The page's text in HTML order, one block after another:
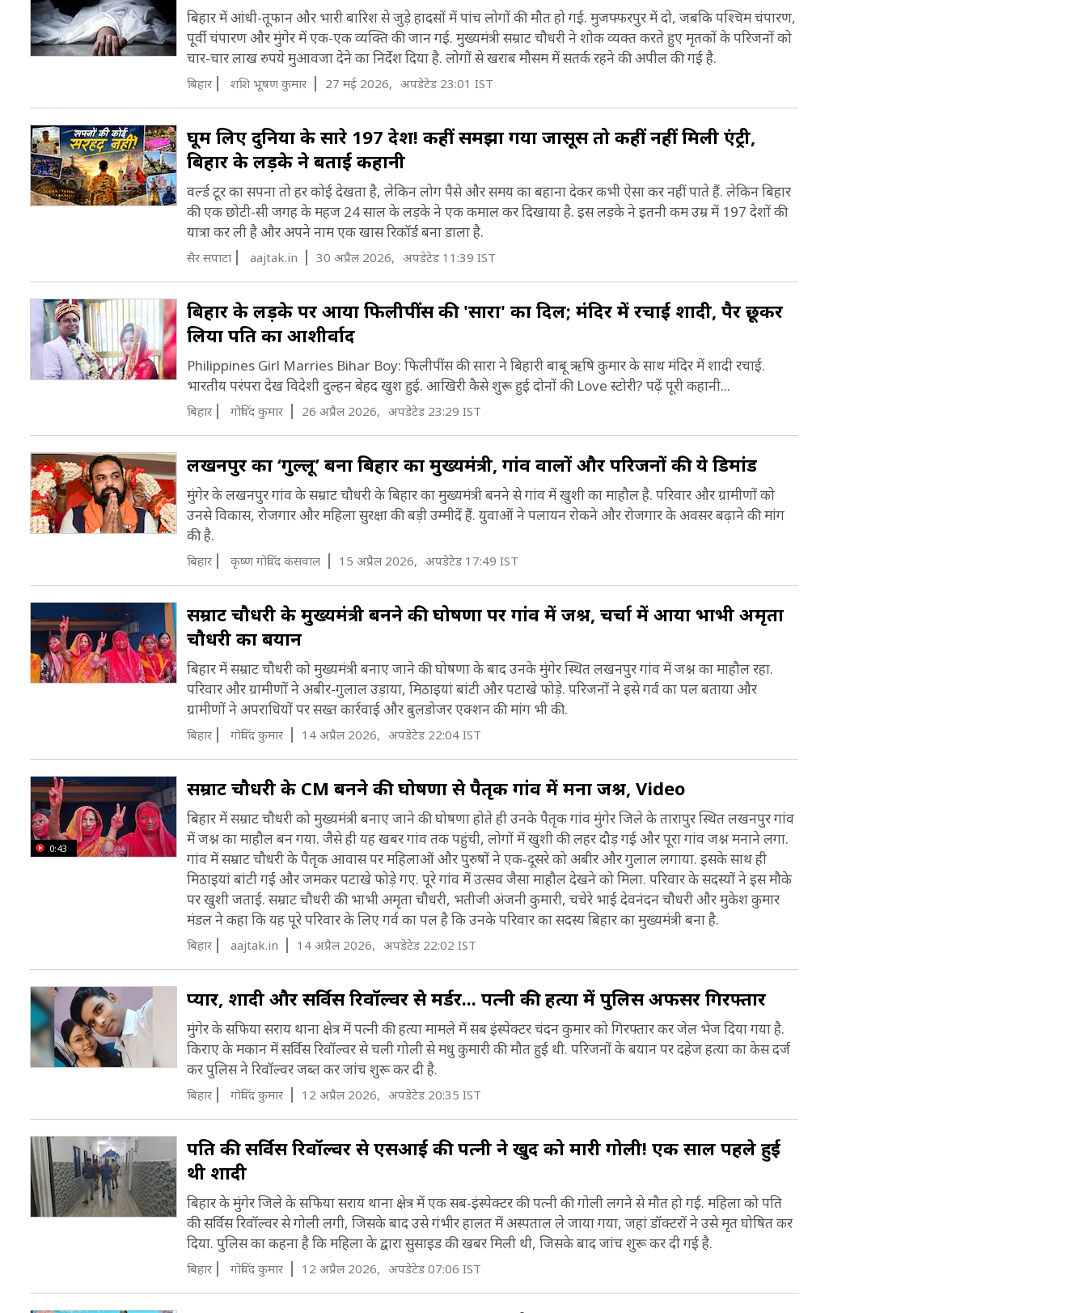
बिहार में आंधी-तूफान और भारी बारिश से जुड़े हादसों में पांच लोगों की मौत हो गई. मुजफ्फरपुर में दो, जबकि पश्चिम चंपारण,
पूर्वी चंपारण और मुंगेर में एक-एक व्यक्ति की जान गई. मुख्यमंत्री सम्राट चौधरी ने शोक व्यक्त करते हुए मृतकों के परिजनों को
चार-चार लाख रुपये मुआवजा देने का निर्देश दिया है. लोगों से खराब मौसम में सतर्क रहने की अपील की गई है.
बिहार शशि भूषण कुमार 27 मई 2026, अपडेटेड 23:01 IST
घूम लिए दुनिया के सारे 197 देश! कहीं समझा गया जासूस तो कहीं नहीं मिली एंट्री,
बिहार के लड़के ने बताई कहानी
वर्ल्ड टूर का सपना तो हर कोई देखता है, लेकिन लोग पैसे और समय का बहाना देकर कभी ऐसा कर नहीं पाते हैं. लेकिन बिहार
की एक छोटी-सी जगह के महज 24 साल के लड़के ने एक कमाल कर दिखाया है. इस लड़के ने इतनी कम उम्र में 197 देशों की
यात्रा कर ली है और अपने नाम एक खास रिकॉर्ड बना डाला है.
सैर सपाटा aajtak.in 30 अप्रैल 2026, अपडेटेड 11:39 IST
बिहार के लड़के पर आया फिलीपींस की 'सारा' का दिल; मंदिर में रचाई शादी, पैर छूकर
लिया पति का आशीर्वाद
Philippines Girl Marries Bihar Boy: फिलीपींस की सारा ने बिहारी बाबू ऋषि कुमार के साथ मंदिर में शादी रचाई.
भारतीय परंपरा देख विदेशी दुल्हन बेहद खुश हुई. आखिरी कैसे शुरू हुई दोनों की Love स्टोरी? पढ़ें पूरी कहानी...
बिहार गोविंद कुमार 26 अप्रैल 2026, अपडेटेड 23:29 IST
लखनपुर का ‘गुल्लू’ बना बिहार का मुख्यमंत्री, गांव वालों और परिजनों की ये डिमांड
मुंगेर के लखनपुर गांव के सम्राट चौधरी के बिहार का मुख्यमंत्री बनने से गांव में खुशी का माहौल है. परिवार और ग्रामीणों को
उनसे विकास, रोजगार और महिला सुरक्षा की बड़ी उम्मीदें हैं. युवाओं ने पलायन रोकने और रोजगार के अवसर बढ़ाने की मांग
की है.
बिहार कृष्ण गोविंद कंसवाल 15 अप्रैल 2026, अपडेटेड 17:49 IST
सम्राट चौधरी के मुख्यमंत्री बनने की घोषणा पर गांव में जश्न, चर्चा में आया भाभी अमृता
चौधरी का बयान
बिहार में सम्राट चौधरी को मुख्यमंत्री बनाए जाने की घोषणा के बाद उनके मुंगेर स्थित लखनपुर गांव में जश्न का माहौल रहा.
परिवार और ग्रामीणों ने अबीर-गुलाल उड़ाया, मिठाइयां बांटी और पटाखे फोड़े. परिजनों ने इसे गर्व का पल बताया और
ग्रामीणों ने अपराधियों पर सख्त कार्रवाई और बुलडोजर एक्शन की मांग भी की.
बिहार गोविंद कुमार 14 अप्रैल 2026, अपडेटेड 22:04 IST
0:43
सम्राट चौधरी के CM बनने की घोषणा से पैतृक गांव में मना जश्न, Video
बिहार में सम्राट चौधरी को मुख्यमंत्री बनाए जाने की घोषणा होते ही उनके पैतृक गांव मुंगेर जिले के तारापुर स्थित लखनपुर गांव
में जश्न का माहौल बन गया. जैसे ही यह खबर गांव तक पहुंची, लोगों में खुशी की लहर दौड़ गई और पूरा गांव जश्न मनाने लगा.
गांव में सम्राट चौधरी के पैतृक आवास पर महिलाओं और पुरुषों ने एक-दूसरे को अबीर और गुलाल लगाया. इसके साथ ही
मिठाइयां बांटी गईं और जमकर पटाखे फोड़े गए. पूरे गांव में उत्सव जैसा माहौल देखने को मिला. परिवार के सदस्यों ने इस मौके
पर खुशी जताई. सम्राट चौधरी की भाभी अमृता चौधरी, भतीजी अंजनी कुमारी, चचेरे भाई देवनंदन चौधरी और मुकेश कुमार
मंडल ने कहा कि यह पूरे परिवार के लिए गर्व का पल है कि उनके परिवार का सदस्य बिहार का मुख्यमंत्री बना है.
बिहार aajtak.in 14 अप्रैल 2026, अपडेटेड 22:02 IST
प्यार, शादी और सर्विस रिवॉल्वर से मर्डर... पत्नी की हत्या में पुलिस अफसर गिरफ्तार
मुंगेर के सफिया सराय थाना क्षेत्र में पत्नी की हत्या मामले में सब इंस्पेक्टर चंदन कुमार को गिरफ्तार कर जेल भेज दिया गया है.
किराए के मकान में सर्विस रिवॉल्वर से चली गोली से मधु कुमारी की मौत हुई थी. परिजनों के बयान पर दहेज हत्या का केस दर्ज
कर पुलिस ने रिवॉल्वर जब्त कर जांच शुरू कर दी है.
बिहार गोविंद कुमार 12 अप्रैल 2026, अपडेटेड 20:35 IST
पति की सर्विस रिवॉल्वर से एसआई की पत्नी ने खुद को मारी गोली! एक साल पहले हुई
थी शादी
बिहार के मुंगेर जिले के सफिया सराय थाना क्षेत्र में एक सब-इंस्पेक्टर की पत्नी की गोली लगने से मौत हो गई. महिला को पति
की सर्विस रिवॉल्वर से गोली लगी, जिसके बाद उसे गंभीर हालत में अस्पताल ले जाया गया, जहां डॉक्टरों ने उसे मृत घोषित कर
दिया. पुलिस का कहना है कि महिला के द्वारा सुसाइड की खबर मिली थी, जिसके बाद जांच शुरू कर दी गई है.
बिहार गोविंद कुमार 12 अप्रैल 2026, अपडेटेड 07:06 IST